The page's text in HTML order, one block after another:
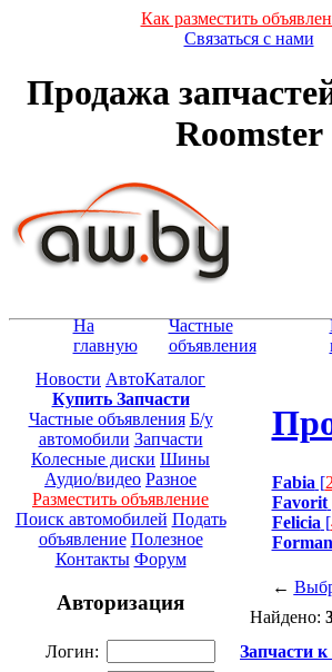
Как разместить
Связаться с нами
Продажа
Roomster
На
главную
Частные
объявления
Новости АвтоКаталог
Купить Запчасти
Частные объявления Б/у
автомобили Запчасти
Колесные диски Шины
Аудио/видео Разное
Разместить объявление
Поиск автомобилей Подать
объявление Полезное
Контакты Форум
Авторизация
Логин:
Fabia [
Favorit
Felicia [
Forman
←
Найдено:
Запчасти к